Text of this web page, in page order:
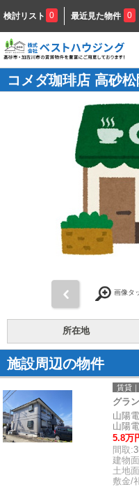
検討リスト 0 最近見た物件 0
コメダ珈琲店 高砂
画像タ
所在地
施設周辺の物件
賃貸
グラ
山陽
山陽
5.8万
間取:
建物
土地
敷金/